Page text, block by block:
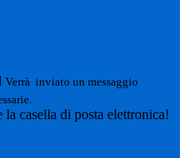
Verrà inviato un messaggio
casella di posta elettronica!